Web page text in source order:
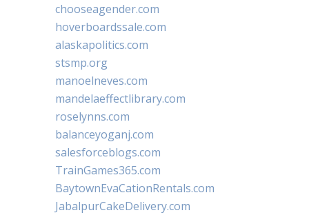
chooseagender.com
hoverboardssale.com
alaskapolitics.com
stsmp.org
manoelneves.com
mandelaeffectlibrary.com
roselynns.com
balanceyoganj.com
salesforceblogs.com
TrainGames365.com
BaytownEvaCationRentals.com
JabalpurCakeDelivery.com